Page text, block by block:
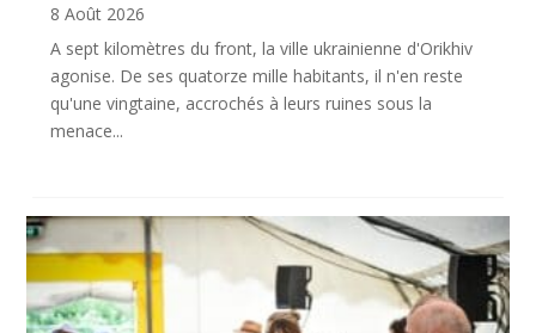
8 Août 2026
A sept kilomètres du front, la ville ukrainienne d'Orikhiv
agonise. De ses quatorze mille habitants, il n'en reste
qu'une vingtaine, accrochés à leurs ruines sous la
menace...